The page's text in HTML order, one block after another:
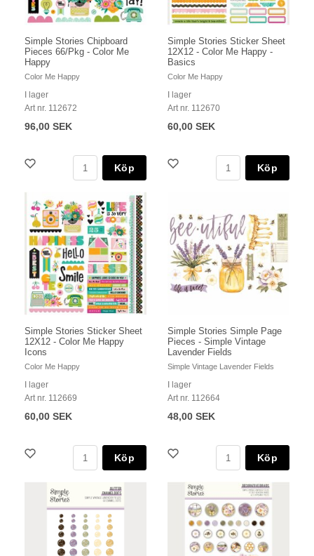
Simple Stories Chipboard
Pieces 66/Pkg - Color Me
Happy
Color Me Happy
I lager
Art nr. 112672
96,00 SEK
Köp
Simple Stories Sticker Sheet
12X12 - Color Me Happy -
Basics
Color Me Happy
I lager
Art nr. 112670
60,00 SEK
Köp
Simple Stories Sticker Sheet
12X12 - Color Me Happy
Icons
Color Me Happy
I lager
Art nr. 112669
60,00 SEK
Köp
Simple Stories Simple Page
Pieces - Simple Vintage
Lavender Fields
Simple Vintage Lavender Fields
I lager
Art nr. 112664
48,00 SEK
Köp